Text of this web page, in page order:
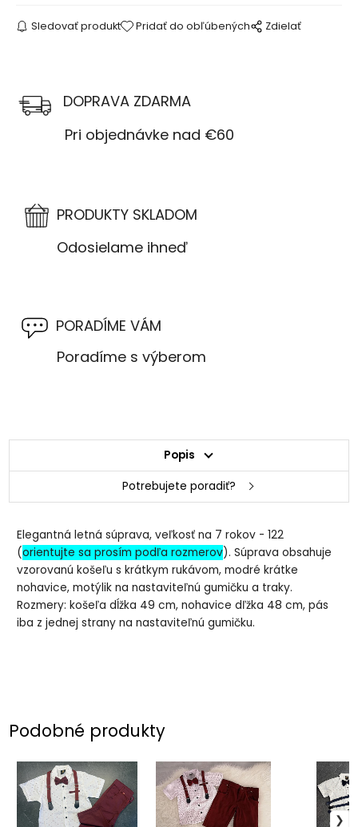
Sledovať produkt Pridať do obľúbených Zdielať
DOPRAVA ZDARMA
Pri objednávke nad €60
PRODUKTY SKLADOM
Odosielame ihneď
PORADÍME VÁM
Poradíme s výberom
Popis
Potrebujete poradiť?
Elegantná letná súprava, veľkosť na 7 rokov - 122
(orientujte sa prosím podľa rozmerov). Súprava obsahuje
vzorovanú košeľu s krátkym rukávom, modré krátke
nohavice, motýlik na nastaviteľnú gumičku a traky.
Rozmery: košeľa dĺžka 49 cm, nohavice dľžka 48 cm, pás
iba z jednej strany na nastaviteľnú gumičku.
Podobné produkty